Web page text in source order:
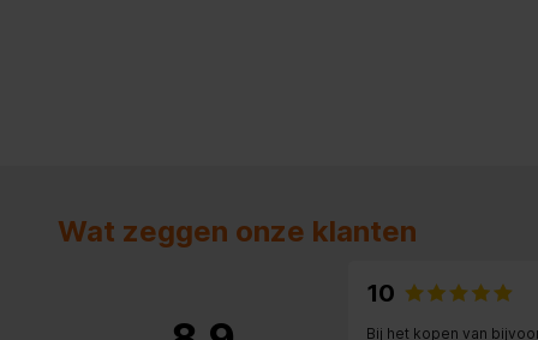
Wat zeggen onze klanten
10
Bij het kopen van